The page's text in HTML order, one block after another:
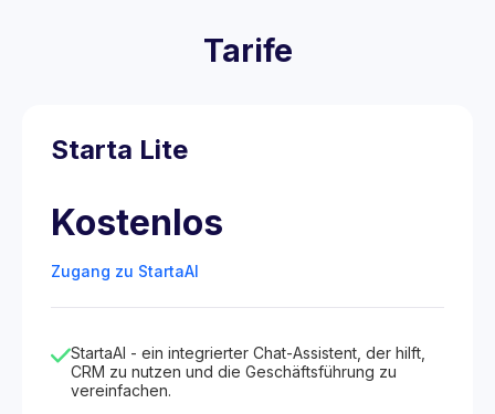
Tarife
Starta Lite
Kostenlos
Zugang zu StartaAI
StartaAI - ein integrierter Chat-Assistent, der hilft,
CRM zu nutzen und die Geschäftsführung zu
vereinfachen.